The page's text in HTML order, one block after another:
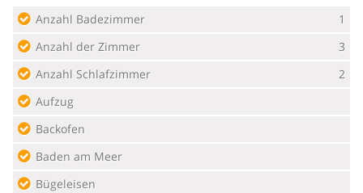
Anzahl Badezimmer
1
Anzahl der Zimmer
3
Anzahl Schlafzimmer
2
Aufzug
Backofen
Baden am Meer
Bügeleisen